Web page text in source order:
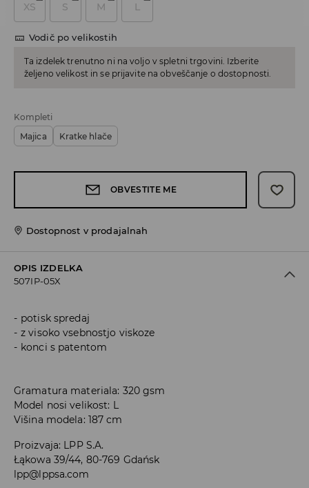
XS S M L
Vodič po velikostih
Ta izdelek trenutno ni na voljo v spletni trgovini. Izberite
željeno velikost in se prijavite na obveščanje o dostopnosti.
Kompleti
Majica
Kratke hlače
OBVESTITE ME
Dostopnost v prodajalnah
OPIS IZDELKA
507IP-05X
potisk spredaj
z visoko vsebnostjo viskoze
konci s patentom
Gramatura materiala: 320 gsm
Model nosi velikost: L
Višina modela: 187 cm
Proizvaja: LPP S.A.
Łąkowa 39/44, 80-769 Gdańsk
lpp@lppsa.com